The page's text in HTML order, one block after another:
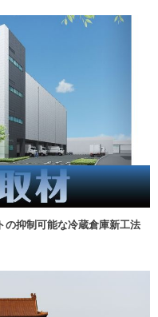
の抑制可能な冷蔵倉庫新工法